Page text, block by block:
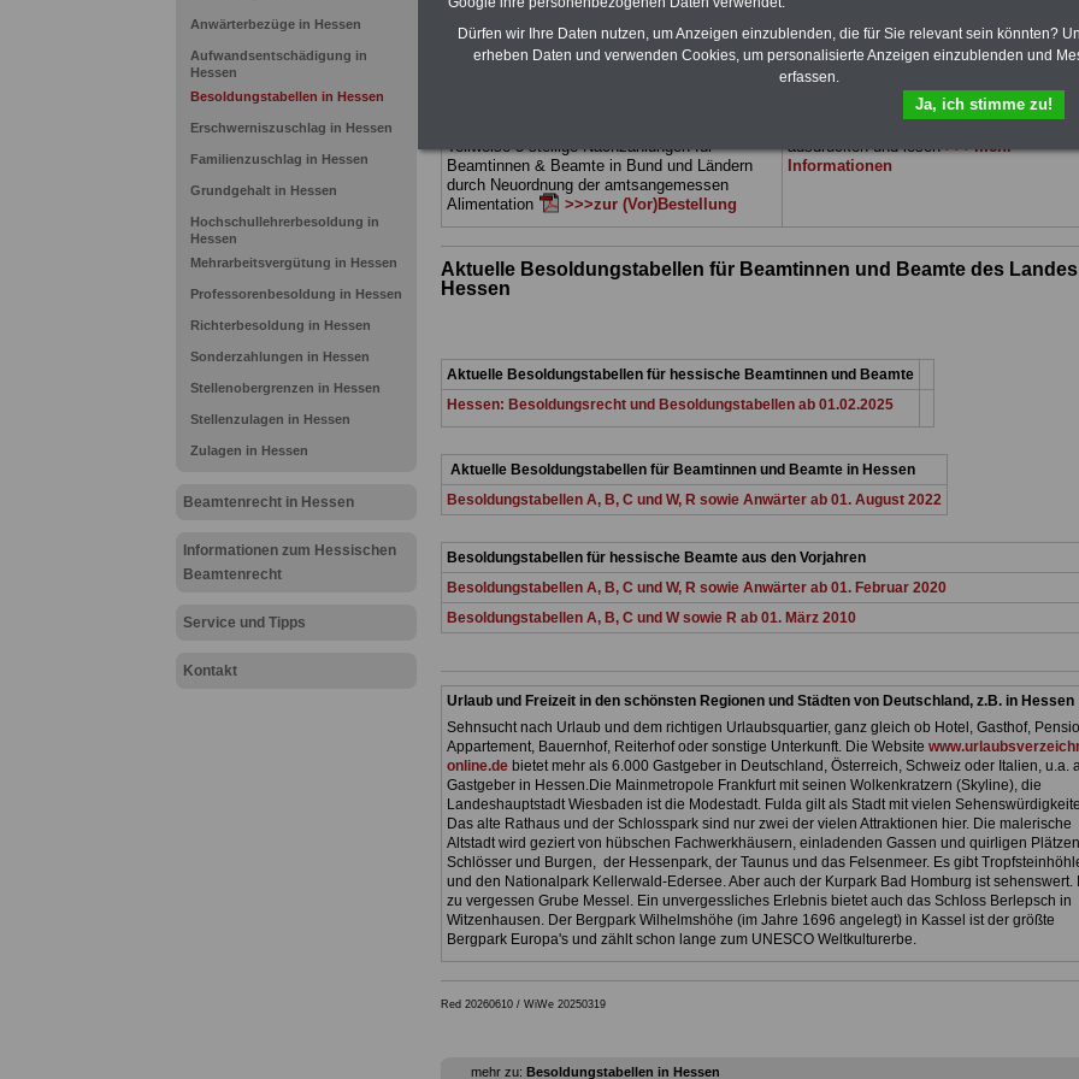
Anwärterbezüge in Hessen
Aufwandsentschädigung in
Hessen
Besoldungstabellen in Hessen
Erschwerniszuschlag in Hessen
Familienzuschlag in Hessen
Grundgehalt in Hessen
Hochschullehrerbesoldung in
Hessen
Mehrarbeitsvergütung in Hessen
Professorenbesoldung in Hessen
Richterbesoldung in Hessen
Sonderzahlungen in Hessen
Stellenobergrenzen in Hessen
Stellenzulagen in Hessen
Zulagen in Hessen
Beamtenrecht in Hessen
Informationen zum Hessischen
Beamtenrecht
Service und Tipps
Kontakt
Ländern. Alle drei Ratgeber sind übersichtlich
gegliedert und erläutern auch komplizierte
Sachverhalte verständlich (auch für
Mitarbeiterinnen und Mitarbeiterdes Landes
Teilweise 5-stellige Nachzahlungen für
Beamtinnen & Beamte in Bund und Ländern
durch Neuordnung der amtsangemessen
Alimentation
>>>zur (Vor)Bestellung
Landes Hessen
geeignet: die Bücher
behandeln Beamtenrecht, Besoldung,
Beamtenversorgung, Rund ums Geld,
Nebentätigkeitsrecht, Frauen im öffentl.
und Berufseinstieg im öffentlichen Dienst.
ausdrucken und lesen>>>mehr
Informationen
Aktuelle Besoldungstabellen für Beamtinnen und Beamte des Landes
Hessen
Aktuelle Besoldungstabellen für hessische Beamtinnen und Beamte
Hessen: Besoldungsrecht und Besoldungstabellen ab 01.02.2025
Aktuelle Besoldungstabellen für Beamtinnen und Beamte in Hessen
Besoldungstabellen A, B, C und W, R sowie Anwärter ab 01. August 2022
Besoldungstabellen für hessische Beamte aus den Vorjahren
Besoldungstabellen A, B, C und W, R sowie Anwärter ab 01. Februar 2020
Besoldungstabellen A, B, C und W sowie R ab 01. März 2010
Urlaub und Freizeit in den schönsten Regionen und Städten von Deutschland, z.B. in Hessen
Sehnsucht nach Urlaub und dem richtigen Urlaubsquartier, ganz gleich ob Hotel, Gasthof,
Appartement, Bauernhof, Reiterhof oder sonstige Unterkunft. Die Website
online.debietet mehr als 6.000 Gastgeber in Deutschland, Österreich, Schweiz oder Italien, u.a.
Gastgeber in Hessen.Die Mainmetropole Frankfurt mit seinen Wolkenkratzern (Skyline), die
Landeshauptstadt Wiesbaden ist die Modestadt. Fulda gilt als Stadt mit vielen
Das alte Rathaus und der Schlosspark sind nur zwei der vielen Attraktionen hier. Die malerische
Altstadt wird geziert von hübschen Fachwerkhäusern, einladenden Gassen und quirligen
Schlösser und Burgen, der Hessenpark, der Taunus und das Felsenmeer. Es gibt
und den Nationalpark Kellerwald-Edersee. Aber auch der Kurpark Bad Homburg ist sehenswert.
zu vergessen Grube Messel. Ein unvergessliches Erlebnis bietet auch das Schloss Berlepsch in
Witzenhausen. Der Bergpark Wilhelmshöhe (im Jahre 1696 angelegt) in Kassel ist der größte
Bergpark Europa's und zählt schon lange zum UNESCO Weltkulturerbe.
Red 20260610 / WiWe 20250319
mehr zu: Besoldungstabellen in Hessen
Dürfen wir Ihre Daten nutzen, um Anzeigen einzublenden, die für Sie relevant sein könnten?
erheben Daten und verwenden Cookies, um personalisierte Anzeigen einzublenden und
erfassen.
Ja, ich stimme zu!